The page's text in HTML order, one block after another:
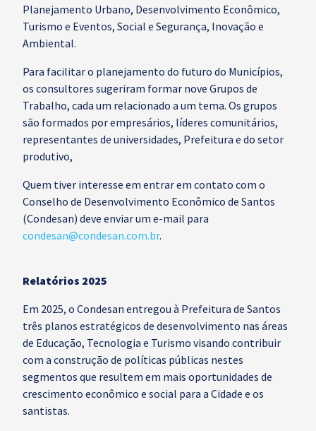
Planejamento Urbano, Desenvolvimento Econômico,
Turismo e Eventos, Social e Segurança, Inovação e
Ambiental.
Para facilitar o planejamento do futuro do Municípios,
os consultores sugeriram formar nove Grupos de
Trabalho, cada um relacionado a um tema. Os grupos
são formados por empresários, líderes comunitários,
representantes de universidades, Prefeitura e do setor
produtivo,
Quem tiver interesse em entrar em contato com o
Conselho de Desenvolvimento Econômico de Santos
(Condesan) deve enviar um e-mail para
condesan@condesan.com.br.
Relatórios 2025
Em 2025, o Condesan entregou à Prefeitura de Santos
três planos estratégicos de desenvolvimento nas áreas
de Educação, Tecnologia e Turismo visando contribuir
com a construção de políticas públicas nestes
segmentos que resultem em mais oportunidades de
crescimento econômico e social para a Cidade e os
santistas.